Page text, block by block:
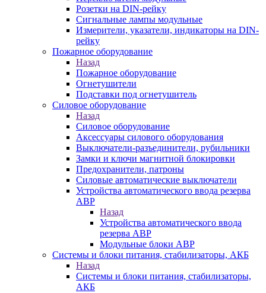
Розетки на DIN-рейку
Сигнальные лампы модульные
Измерители, указатели, индикаторы на DIN-
рейку
Пожарное оборудование
Назад
Пожарное оборудование
Огнетушители
Подставки под огнетушитель
Силовое оборудование
Назад
Силовое оборудование
Аксессуары силового оборудования
Выключатели-разъединители, рубильники
Замки и ключи магнитной блокировки
Предохранители, патроны
Силовые автоматические выключатели
Устройства автоматического ввода резерва
АВР
Назад
Устройства автоматического ввода
резерва АВР
Модульные блоки АВР
Системы и блоки питания, стабилизаторы, АКБ
Назад
Системы и блоки питания, стабилизаторы,
АКБ